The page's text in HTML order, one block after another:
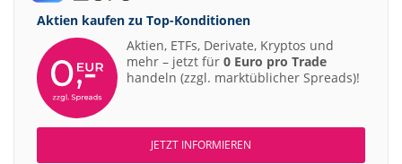
Aktien kaufen zu Top-Konditionen
Aktien, ETFs, Derivate, Kryptos und
mehr – jetzt für 0 Euro pro Trade
handeln (zzgl. marktüblicher Spreads)!
JETZT INFORMIEREN